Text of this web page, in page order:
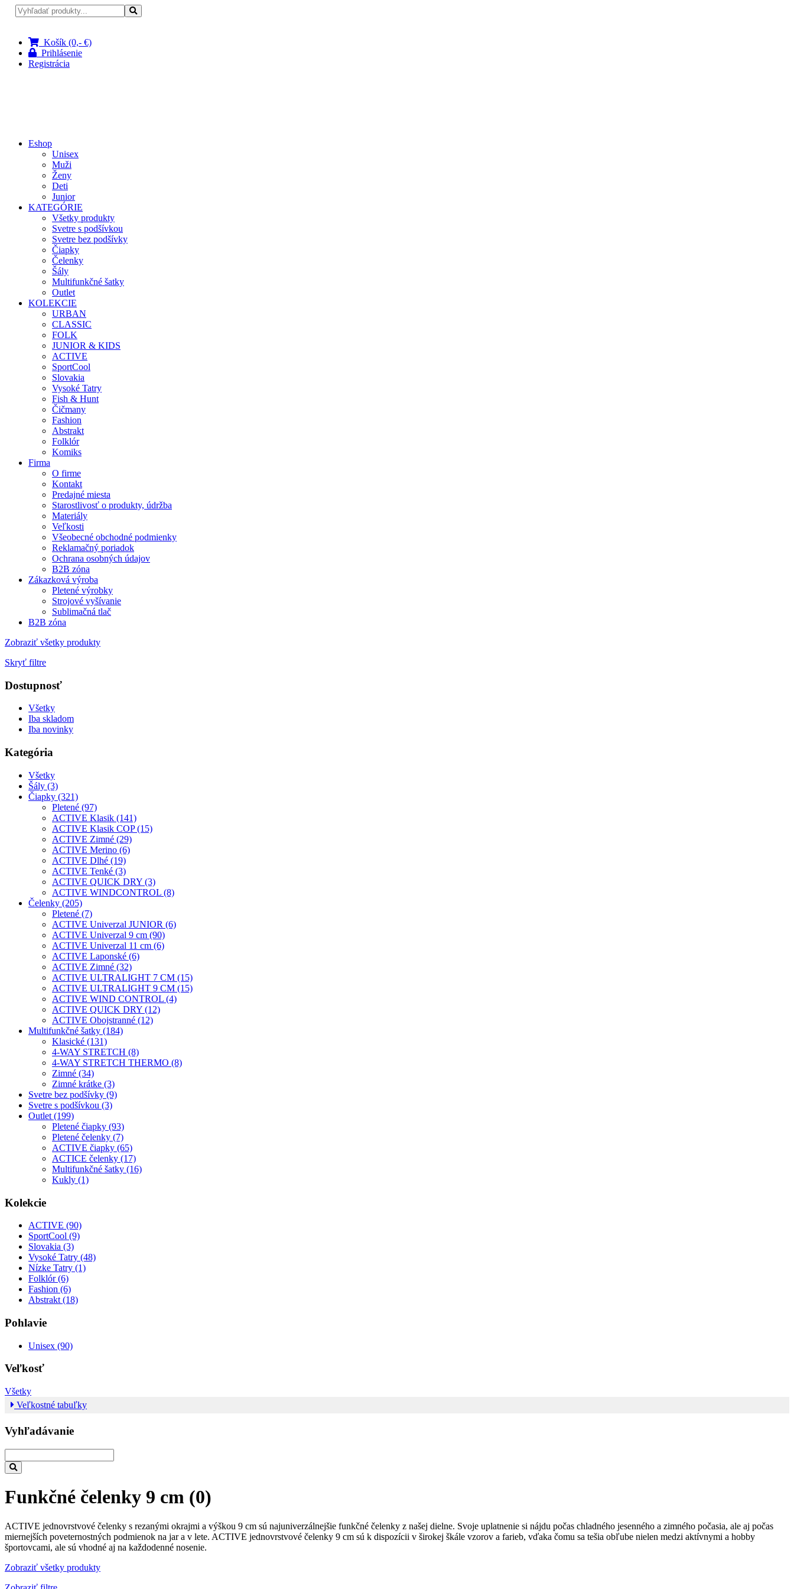
Košík (0,- €)
Prihlásenie
Registrácia
Eshop
Unisex
Muži
Ženy
Deti
Junior
KATEGÓRIE
Všetky produkty
Svetre s podšívkou
Svetre bez podšívky
Čiapky
Čelenky
Šály
Multifunkčné šatky
Outlet
KOLEKCIE
URBAN
CLASSIC
FOLK
JUNIOR & KIDS
ACTIVE
SportCool
Slovakia
Vysoké Tatry
Fish & Hunt
Čičmany
Fashion
Abstrakt
Folklór
Komiks
Firma
O firme
Kontakt
Predajné miesta
Starostlivosť o produkty, údržba
Materiály
Veľkosti
Všeobecné obchodné podmienky
Reklamačný poriadok
Ochrana osobných údajov
B2B zóna
Zákazková výroba
Pletené výrobky
Strojové vyšívanie
Sublimačná tlač
B2B zóna
Zobraziť všetky produkty
Skryť filtre
Dostupnosť
Všetky
Iba skladom
Iba novinky
Kategória
Všetky
Šály (3)
Čiapky (321)
Pletené (97)
ACTIVE Klasik (141)
ACTIVE Klasik COP (15)
ACTIVE Zimné (29)
ACTIVE Merino (6)
ACTIVE Dlhé (19)
ACTIVE Tenké (3)
ACTIVE QUICK DRY (3)
ACTIVE WINDCONTROL (8)
Čelenky (205)
Pletené (7)
ACTIVE Univerzal JUNIOR (6)
ACTIVE Univerzal 9 cm (90)
ACTIVE Univerzal 11 cm (6)
ACTIVE Laponské (6)
ACTIVE Zimné (32)
ACTIVE ULTRALIGHT 7 CM (15)
ACTIVE ULTRALIGHT 9 CM (15)
ACTIVE WIND CONTROL (4)
ACTIVE QUICK DRY (12)
ACTIVE Obojstranné (12)
Multifunkčné šatky (184)
Klasické (131)
4-WAY STRETCH (8)
4-WAY STRETCH THERMO (8)
Zimné (34)
Zimné krátke (3)
Svetre bez podšívky (9)
Svetre s podšívkou (3)
Outlet (199)
Pletené čiapky (93)
Pletené čelenky (7)
ACTIVE čiapky (65)
ACTICE čelenky (17)
Multifunkčné šatky (16)
Kukly (1)
Kolekcie
ACTIVE (90)
SportCool (9)
Slovakia (3)
Vysoké Tatry (48)
Nízke Tatry (1)
Folklór (6)
Fashion (6)
Abstrakt (18)
Pohlavie
Unisex (90)
Veľkosť
Všetky
Veľkostné tabuľky
Vyhľadávanie
Funkčné čelenky 9 cm (0)
ACTIVE jednovrstvové čelenky s rezanými okrajmi a výškou 9 cm sú najuniverzálnejšie funkčné čelenky z našej dielne. Svoje uplatnenie si nájdu počas chladného jesenného a zimného počasia, ale aj počas
miernejších poveternostných podmienok na jar a v lete. ACTIVE jednovrstvové čelenky 9 cm sú k dispozícii v širokej škále vzorov a farieb, vďaka čomu sa tešia obľube nielen medzi aktívnymi a hobby
športovcami, ale sú vhodné aj na každodenné nosenie.
Zobraziť všetky produkty